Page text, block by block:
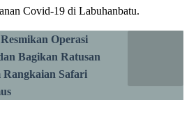
Covid-19 di Labuhanbatu.
Operasi
Bagikan Ratusan
Rangkaian Safari